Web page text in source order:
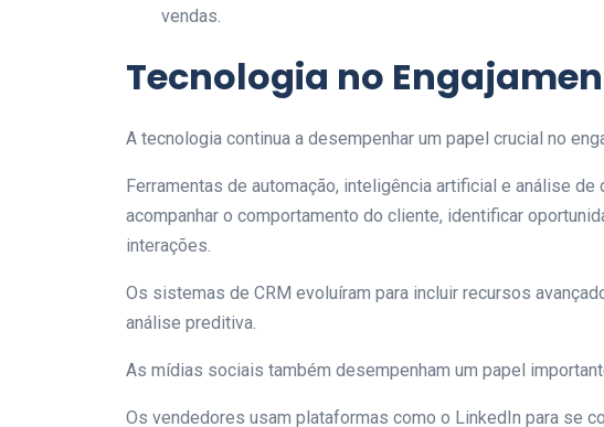
vendas.
Tecnologia no
A tecnologia continua a desempenhar um papel crucial no
Ferramentas de automação, inteligência artificial e análise
acompanhar o comportamento do cliente, identificar
interações.
Os sistemas de CRM evoluíram para incluir recursos
análise preditiva.
As mídias sociais também desempenham um papel
Os vendedores usam plataformas como o LinkedIn para se